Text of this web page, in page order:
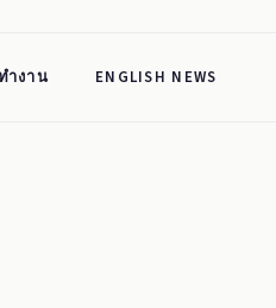
ำงาน ENGLISH NEWS